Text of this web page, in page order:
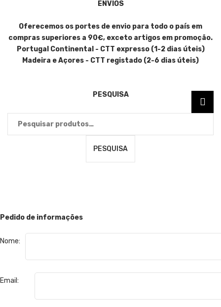
ENVIOS
Oferecemos os portes de envio para todo o país em
compras superiores a 90€, exceto artigos em promoção.
Portugal Continental - CTT expresso (1-2 dias úteis)
Madeira e Açores - CTT registado (2-6 dias úteis)
PESQUISA
PESQUISA
Pedido de informações
Nome:
Email: